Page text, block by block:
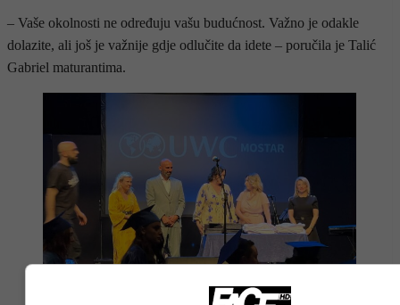
– Vaše okolnosti ne određuju vašu budućnost. Važno je odakle
dolazite, ali još je važnije gdje odlučite da idete – poručila je Talić
Gabriel maturantima.